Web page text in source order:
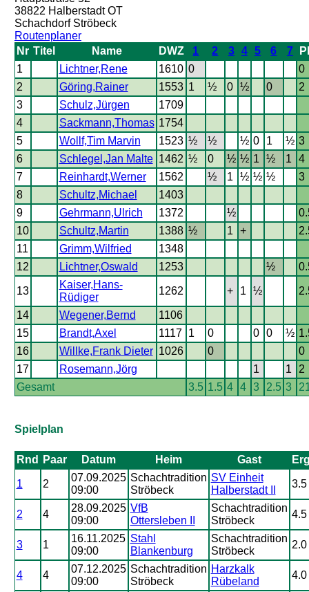
38822 Halberstadt OT
Schachdorf Ströbeck
Routenplaner
Nr Titel Name DWZ 1 2 3 4 5 6 7
1
Lichtner,Rene 1610 0
0
2
Göring,Rainer 1553 1 ½ 0 ½ 0
2
3
Schulz,Jürgen
1709
4
Sackmann,Thomas 1754
5
Wollf,Tim Marvin 1523 ½ ½ ½ 0 1 ½ 3
6
Schlegel,Jan Malte 1462 ½ 0 ½ ½ 1 ½ 1
4
7
Reinhardt,Werner 1562 ½ 1 ½ ½ ½
3
8
Schultz,Michael
1403
9
Gehrmann,Ulrich 1372 ½
10
Schultz,Martin 1388 ½ 1 +
11
Grimm,Wilfried
1348
12
Lichtner,Oswald 1253 ½
13
Kaiser,Hans-
Rüdiger
1262 + 1 ½
14 Wegener,Bernd
1106
15
Brandt,Axel 1117 1 0 0 0 ½
16
Willke,Frank Dieter 1026 0
0
17
Rosemann,Jörg 1 1
2
Gesamt
3.5 1.5 4 4 3 2.5 3
Spielplan
Rnd Paar Datum Heim Gast
1 2
07.09.2025
09:00
Schachtradition
Ströbeck
SV Einheit
Halberstadt II
3.5
2 4
28.09.2025
09:00
VfB
Ottersleben II
Schachtradition
Ströbeck
4.5
3 1
16.11.2025
09:00
Stahl
Blankenburg
Schachtradition
Ströbeck
2.0
4 4
07.12.2025
09:00
Schachtradition
Ströbeck
Harzkalk
Rübeland
4.0